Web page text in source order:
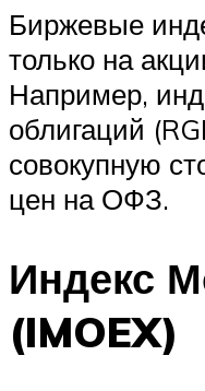
Биржевые
только на
Например,
облигаций
совокупную
цен на ОФЗ.
Индекс
(IMOEX)